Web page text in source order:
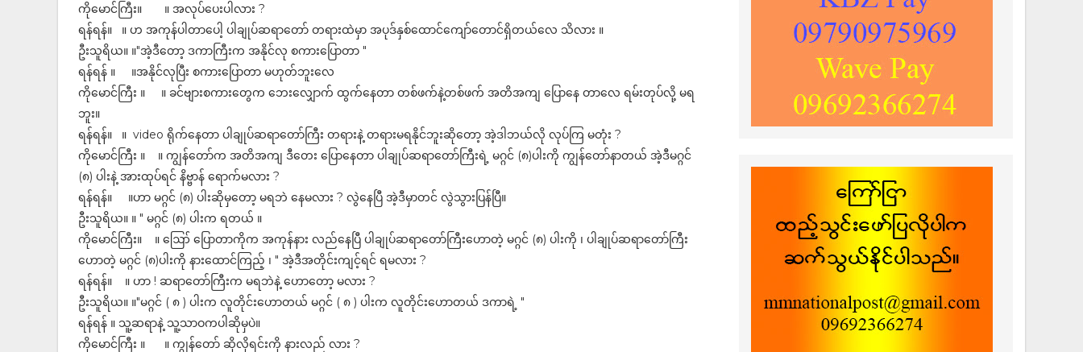
ကိုမောင်ကြီး။ ။ အလုပ်ပေးပါလား ?
ရန်ရန်။ ။ ဟ အကုန်ပါတာပေါ့ ပါချုပ်ဆရာတော် တရားထဲမှာ အပုဒ်နှစ်ထောင်ကျော်တောင်ရှိတယ်လေ သိလား ။
ဦးသူရိယ။ ။"အဲ့ဒီတော့ ဒကာကြီးက အနိုင်လု စကားပြောတာ "
ရန်ရန် ။ ။အနိုင်လုပြီး စကားပြောတာ မဟုတ်ဘူးလေ
ကိုမောင်ကြီး ။ ။ ခင်ဗျားစကားတွေက ဘေးလျှောက်‌ ထွက်နေတာ တစ်ဖက်နဲ့တစ်ဖက် အတိအကျ ပြောနေ တာလေ ရမ်းတုပ်လို့ မရ
ဘူး။
ရန်ရန်။ ။ video ရိုက်နေတာ ပါချုပ်ဆရာတော်ကြီး တရားနဲ့ တရားမရနိုင်ဘူးဆိုတော့ အဲ့ဒါဘယ်လို လုပ်ကြ မတုံး ?
ကိုမောင်ကြီး ။ ။ ကျွန်တော်က အတိအကျ ဒီတေး ပြောနေတာ ပါချုပ်‌ဆရာတော်ကြီးရဲ့ မဂ္ဂင် (၈)ပါးကို ကျွန်တော်နာတယ် အဲ့ဒီမဂ္ဂင်
(၈) ပါးနဲ့ အားထုပ်ရင် နိဗ္ဗာန် ရောက်မလား ?
ရန်ရန်။ ။ဟာ မဂ္ဂင် (၈) ပါးဆိုမှတော့ မရဘဲ နေမလား ? လွဲနေပြီ အဲ့ဒီမှာတင် လွဲသွားပြန်ပြီ။
ဦးသူရိယ။ ။ " မဂ္ဂင် (၈) ပါးက ရတယ် ။
‌ကိုမောင်ကြီး။ ။ ဪ ပြောတာကိုက အကုန်နား လည်နေပြီ ပါချုပ်ဆရာတော်ကြီးဟောတဲ့ မဂ္ဂင် (၈) ပါးကို ၊ ပါချုပ်ဆရာတော်ကြီး
ဟောတဲ့ မဂ္ဂင် (၈)ပါးကို နားထောင်ကြည့် ၊ " အဲ့ဒီအတိုင်းကျင့်ရင် ရမလား ?
ရန်ရန်။ ။ ဟာ ! ဆရာတော်ကြီးက မရဘဲနဲ့ ဟောတော့ မလား ?
ဦးသူရိယ။ ။"မဂ္ဂင် ( ၈ ) ပါးက လူတိုင်းဟောတယ် မဂ္ဂင် ( ၈ ) ပါးက လူတိုင်းဟောတယ် ဒကာရဲ့ "
ရန်ရန် ။ သူ့ဆရာနဲ့ သူ့သာဝကပါဆိုမှပဲ။
ကိုမောင်ကြီး ။ ။ ကျွန်တော် ဆိုလိုရင်းကို နားလည် လား ?